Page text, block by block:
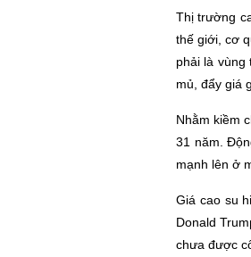
Thị trường
thế giới, cơ
phải là vùng
mủ, đẩy giá
Nhằm kiềm
31 năm.
mạnh lên ở
Giá cao su
Donald
chưa được